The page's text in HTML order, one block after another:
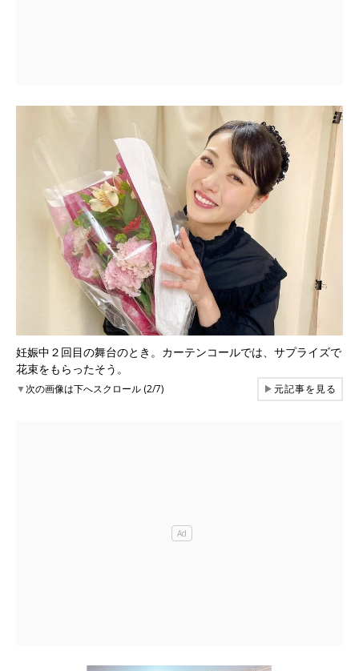
妊娠中２回目の舞台のとき。カーテンコールでは、サプライズで
花束をもらったそう。
▼次の画像は下へスクロール (2/7) ▶元記事を見る